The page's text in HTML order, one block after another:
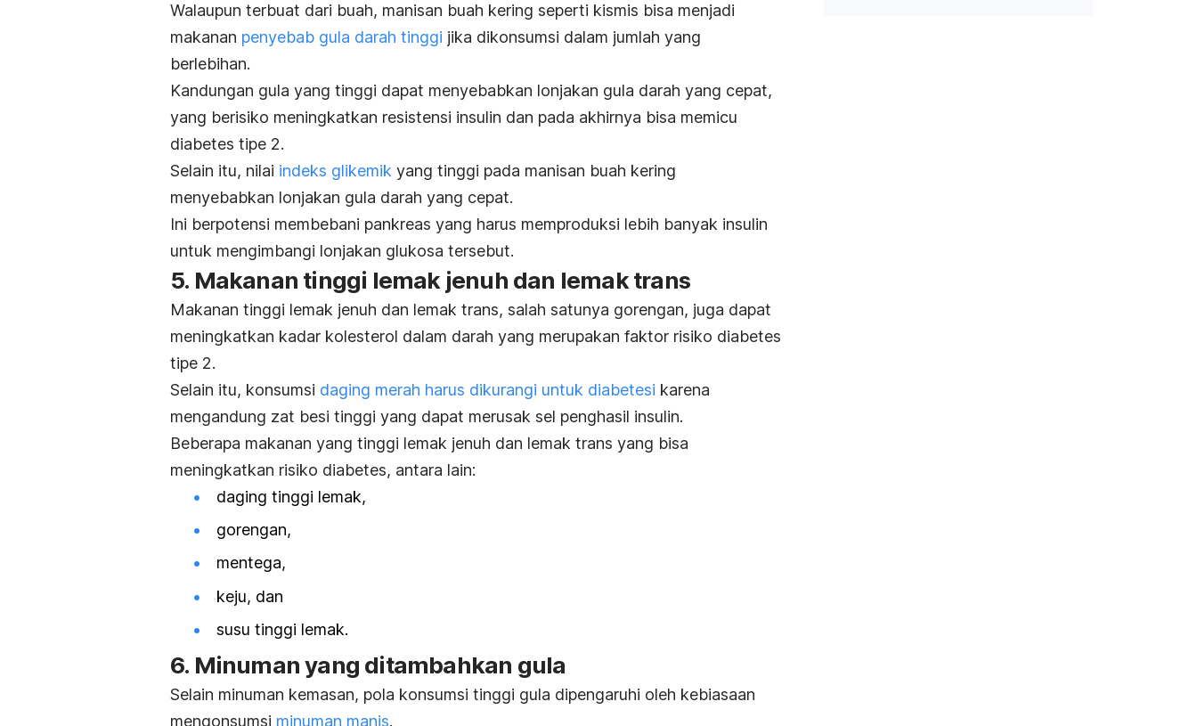
Walaupun terbuat dari buah, manisan buah kering seperti kismis bisa menjadi
makanan penyebab gula darah tinggi jika dikonsumsi dalam jumlah yang
berlebihan.
Kandungan gula yang tinggi dapat menyebabkan lonjakan gula darah yang cepat,
yang berisiko meningkatkan resistensi insulin dan pada akhirnya bisa memicu
diabetes tipe 2.
Selain itu, nilai indeks glikemik yang tinggi pada manisan buah kering
menyebabkan lonjakan gula darah yang cepat.
Ini berpotensi membebani pankreas yang harus memproduksi lebih banyak insulin
untuk mengimbangi lonjakan glukosa tersebut.
5. Makanan tinggi lemak jenuh dan lemak trans
Makanan tinggi lemak jenuh dan lemak trans, salah satunya gorengan, juga dapat
meningkatkan kadar kolesterol dalam darah yang merupakan faktor risiko diabetes
tipe 2.
Selain itu, konsumsi daging merah harus dikurangi untuk diabetesi karena
mengandung zat besi tinggi yang dapat merusak sel penghasil insulin.
Beberapa makanan yang tinggi lemak jenuh dan lemak trans yang bisa
meningkatkan risiko diabetes, antara lain:
daging tinggi lemak,
gorengan,
mentega,
keju, dan
susu tinggi lemak.
6. Minuman yang ditambahkan gula
Selain minuman kemasan, pola konsumsi tinggi gula dipengaruhi oleh kebiasaan
mengonsumsi minuman manis.